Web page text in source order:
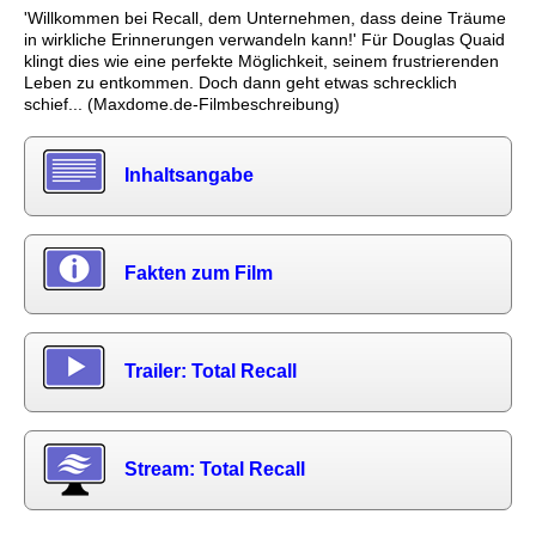
'Willkommen bei Recall, dem Unternehmen, dass deine Träume
in wirkliche Erinnerungen verwandeln kann!' Für Douglas Quaid
klingt dies wie eine perfekte Möglichkeit, seinem frustrierenden
Leben zu entkommen. Doch dann geht etwas schrecklich
schief... (Maxdome.de-Filmbeschreibung)
Inhaltsangabe
Fakten zum Film
Trailer: Total Recall
Stream: Total Recall